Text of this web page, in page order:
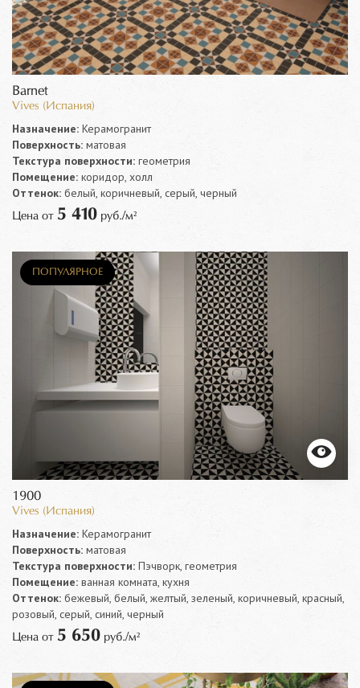
Barnet
Vives (Испания)
Назначение: Керамогранит
Поверхность: матовая
Текстура поверхности: геометрия
Помещение: коридор, холл
Оттенок: белый, коричневый, серый, черный
Цена от 5 410 руб./м²
ПОПУЛЯРНОЕ
1900
Vives (Испания)
Назначение: Керамогранит
Поверхность: матовая
Текстура поверхности: Пэчворк, геометрия
Помещение: ванная комната, кухня
Оттенок: бежевый, белый, желтый, зеленый, коричневый, красный,
розовый, серый, синий, черный
Цена от 5 650 руб./м²